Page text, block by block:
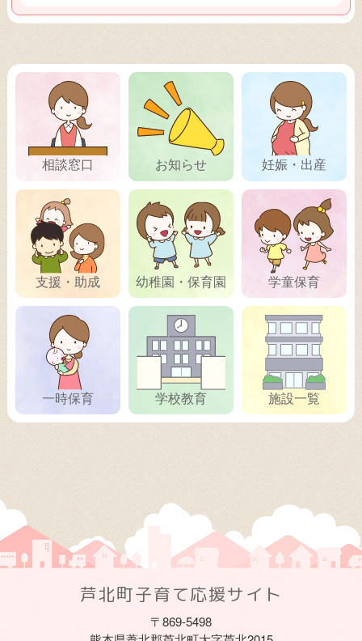
相談窓口 お知らせ 妊娠・出産
支援・助成 幼稚園・保育園 学童保育
一時保育 学校教育 施設一覧
芦北町子育て応援サイト
〒869-5498